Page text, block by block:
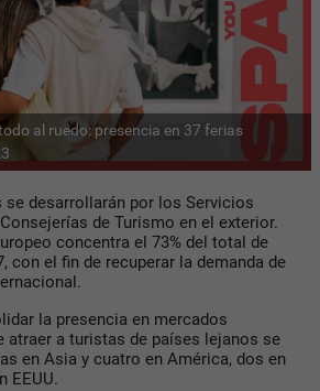
al ruedo: presencia en 37 ferias
se desarrollarán por los Servicios
de Turismo en el exterior.
concentra el 73% del total de
con el fin de recuperar la demanda de
la presencia en mercados
atraer a turistas de países lejanos se
en Asia y cuatro en América, dos en
EEUU.